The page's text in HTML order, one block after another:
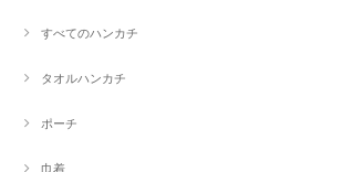
すべてのハンカチ
タオルハンカチ
ポーチ
巾着